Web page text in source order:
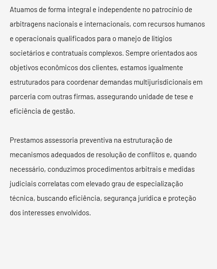
Atuamos de forma integral e independente no patrocínio de
arbitragens nacionais e internacionais, com recursos humanos
e operacionais qualificados para o manejo de litígios
societários e contratuais complexos. Sempre orientados aos
objetivos econômicos dos clientes, estamos igualmente
estruturados para coordenar demandas multijurisdicionais em
parceria com outras firmas, assegurando unidade de tese e
eficiência de gestão.
Prestamos assessoria preventiva na estruturação de
mecanismos adequados de resolução de conflitos e, quando
necessário, conduzimos procedimentos arbitrais e medidas
judiciais correlatas com elevado grau de especialização
técnica, buscando eficiência, segurança jurídica e proteção
dos interesses envolvidos.